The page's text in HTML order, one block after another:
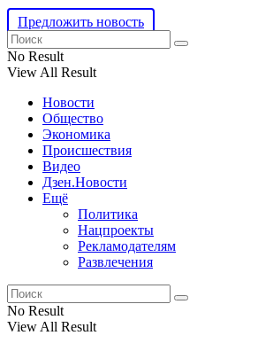
Предложить новость
No Result
View All Result
Новости
Общество
Экономика
Происшествия
Видео
Дзен.Новости
Ещё
Политика
Нацпроекты
Рекламодателям
Развлечения
No Result
View All Result